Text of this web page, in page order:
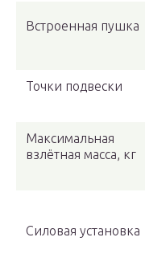
Встроенная пушка
Точки подвески
Максимальная
взлётная масса, кг
Силовая установка